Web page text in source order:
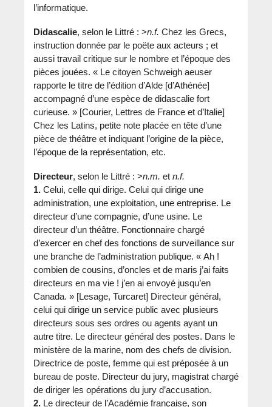
l’informatique.
Didascalie, selon le Littré : >n.f. Chez les Grecs,
instruction donnée par le poëte aux acteurs ; et
aussi travail critique sur le nombre et l’époque des
pièces jouées. « Le citoyen Schweigh aeuser
rapporte le titre de l’édition d’Alde [d’Athénée]
accompagné d’une espèce de didascalie fort
curieuse. » [Courier, Lettres de France et d’Italie]
Chez les Latins, petite note placée en tête d’une
pièce de théâtre et indiquant l’origine de la pièce,
l’époque de la représentation, etc.
Directeur, selon le Littré : >n.m. et n.f.
1. Celui, celle qui dirige. Celui qui dirige une
administration, une exploitation, une entreprise. Le
directeur d’une compagnie, d’une usine. Le
directeur d’un théâtre. Fonctionnaire chargé
d’exercer en chef des fonctions de surveillance sur
une branche de l’administration publique. « Ah !
combien de cousins, d’oncles et de maris j’ai faits
directeurs en ma vie ! j’en ai envoyé jusqu’en
Canada. » [Lesage, Turcaret] Directeur général,
celui qui dirige un service public avec plusieurs
directeurs sous ses ordres ou agents ayant un
autre titre. Le directeur général des postes. Dans le
ministère de la marine, nom des chefs de division.
Directrice de poste, femme qui est préposée à un
bureau de poste. Directeur du jury, magistrat chargé
de diriger les opérations du jury d’accusation.
2. Le directeur de l’Académie française, son